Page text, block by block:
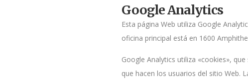
Google Analytics
Esta página Web utiliza Google
oficina principal está en 1600
Google Analytics utiliza «cookies»,
que hacen los usuarios del sitio Web.